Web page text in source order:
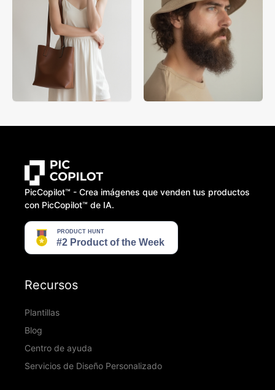
PicCopilot™️ - Crea imágenes que venden tus productos
con PicCopilot™️ de IA.
Recursos
Plantillas
Blog
Centro de ayuda
Servicios de Diseño Personalizado